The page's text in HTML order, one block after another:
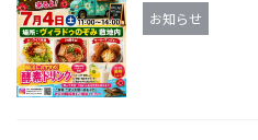
お知らせ